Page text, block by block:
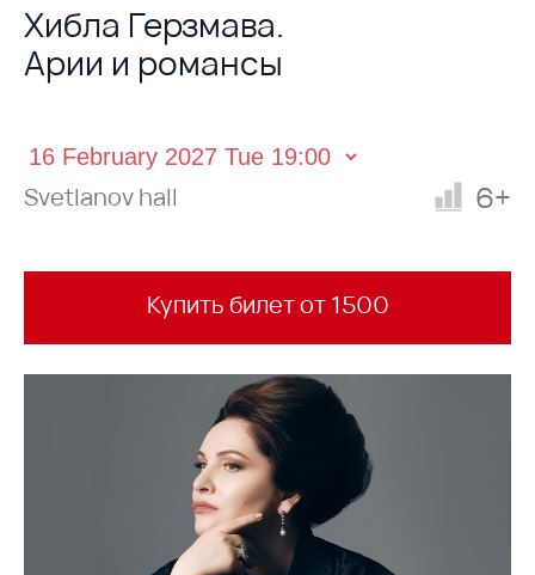
Хибла Герзмава.
Арии и романсы
Svetlanov hall 6+
Купить билет от 1500